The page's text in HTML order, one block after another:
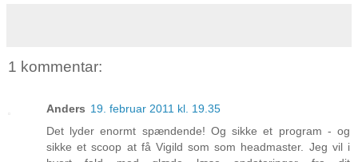
1 kommentar:
Anders 19. februar 2011 kl. 19.35
Det lyder enormt spændende! Og sikke et program - og
sikke et scoop at få Vigild som som headmaster. Jeg vil i